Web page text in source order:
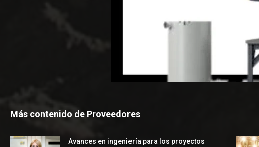
Más contenido de Proveedores
Avances en ingeniería para los proyectos